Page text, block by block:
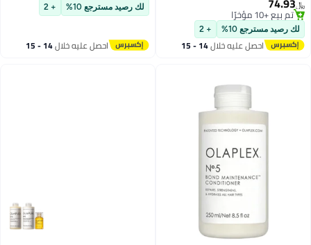
﷼‏
تم بيع +10 مؤخرًا
تم بيع +10 مؤخرًا
لك رصيد مسترجع 10% + 2
احصل عليه خلال 14 - 15
لك رصيد مسترجع 10% + 2
احصل عليه خلال 14 - 15